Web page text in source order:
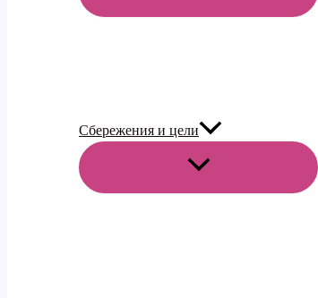
Сбережения и цели
ПЕРЕКЛЮЧАТЕЛЬ